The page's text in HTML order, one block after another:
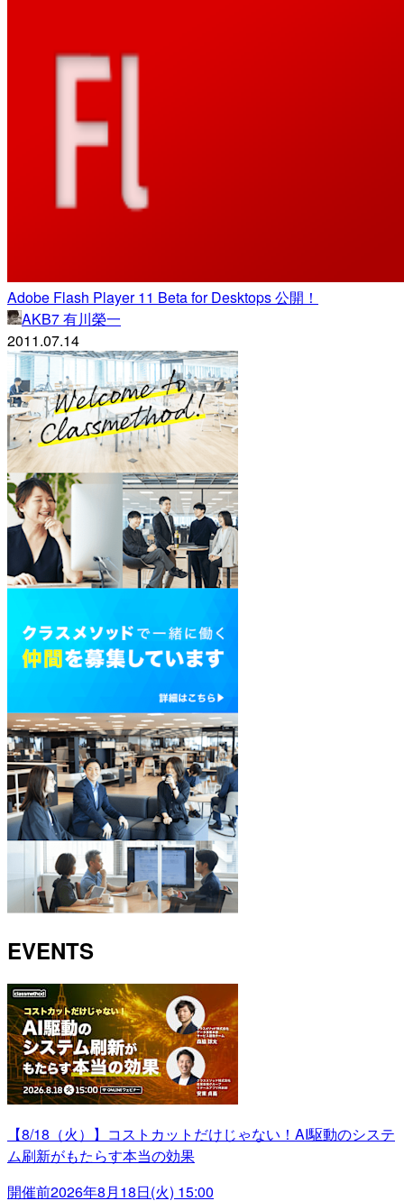
Adobe Flash Player 11 Beta for Desktops 公開！
AKB7 有川榮一
2011.07.14
EVENTS
【8/18（火）】コストカットだけじゃない！AI駆動のシステ
ム刷新がもたらす本当の効果
開催前2026年8月18日(火) 15:00